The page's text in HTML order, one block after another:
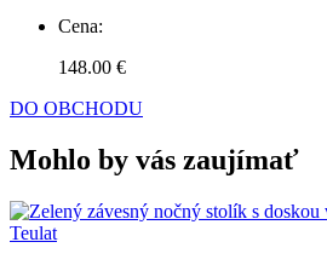
Cena:
148.00 €
DO OBCHODU
Mohlo by vás zaujímať